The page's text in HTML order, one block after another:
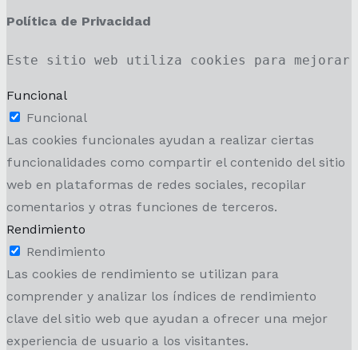
Política de Privacidad
Este sitio web utiliza cookies para mejorar
Funcional
Funcional
Las cookies funcionales ayudan a realizar ciertas
funcionalidades como compartir el contenido del sitio
web en plataformas de redes sociales, recopilar
comentarios y otras funciones de terceros.
Rendimiento
Rendimiento
Las cookies de rendimiento se utilizan para
comprender y analizar los índices de rendimiento
clave del sitio web que ayudan a ofrecer una mejor
experiencia de usuario a los visitantes.